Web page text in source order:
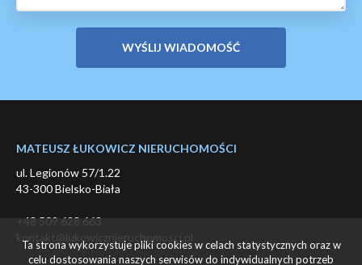
MATEUSZ ŁUKOWICZ NIERUCHOMOŚCI
ul. Legionów 57/1.22
43-300 Bielsko-Biała
+48 509 628 663
kontakt@lukowicznieruchomosci.pl
Ta strona wykorzystuje pliki cookies w celach statystycznych oraz w
celu dostosowania naszych serwisów do indywidualnych potrzeb